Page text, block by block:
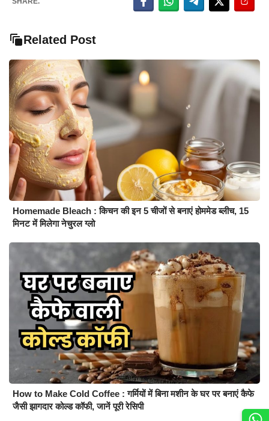
Related Post
Homemade Bleach : किचन की इन 5 चीजों से बनाएं होममेड ब्लीच, 15
मिनट में मिलेगा नेचुरल ग्लो
How to Make Cold Coffee : गर्मियों में बिना मशीन के घर पर बनाएं कैफे
जैसी झागदार कोल्ड कॉफी, जानें पूरी रेसिपी